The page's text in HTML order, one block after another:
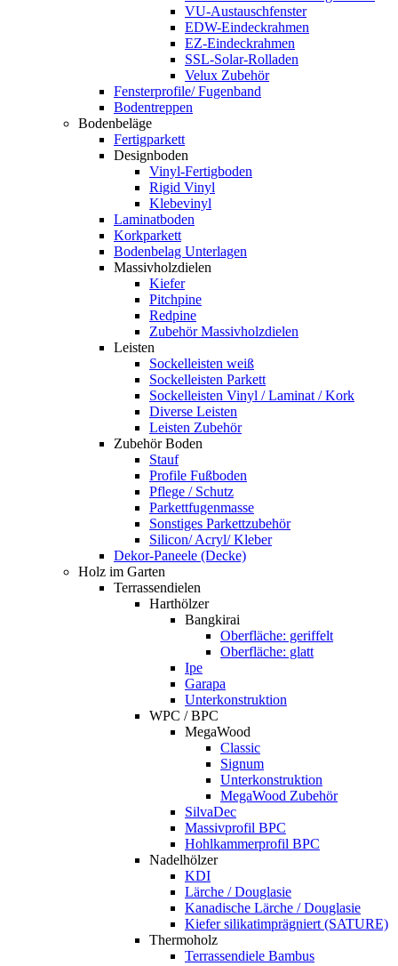
VU-Austauschfenster
EDW-Eindeckrahmen
EZ-Eindeckrahmen
SSL-Solar-Rolladen
Velux Zubehör
Fensterprofile/ Fugenband
Bodentreppen
Bodenbeläge
Fertigparkett
Designboden
Vinyl-Fertigboden
Rigid Vinyl
Klebevinyl
Laminatboden
Korkparkett
Bodenbelag Unterlagen
Massivholzdielen
Kiefer
Pitchpine
Redpine
Zubehör Massivholzdielen
Leisten
Sockelleisten weiß
Sockelleisten Parkett
Sockelleisten Vinyl / Laminat / Kork
Diverse Leisten
Leisten Zubehör
Zubehör Boden
Stauf
Profile Fußboden
Pflege / Schutz
Parkettfugenmasse
Sonstiges Parkettzubehör
Silicon/ Acryl/ Kleber
Dekor-Paneele (Decke)
Holz im Garten
Terrassendielen
Harthölzer
Bangkirai
Oberfläche: geriffelt
Oberfläche: glatt
Ipe
Garapa
Unterkonstruktion
WPC / BPC
MegaWood
Classic
Signum
Unterkonstruktion
MegaWood Zubehör
SilvaDec
Massivprofil BPC
Hohlkammerprofil BPC
Nadelhölzer
KDI
Lärche / Douglasie
Kanadische Lärche / Douglasie
Kiefer silikatimprägniert (SATURE)
Thermoholz
Terrassendiele Bambus